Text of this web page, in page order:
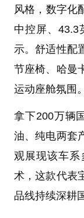
风格，数字化
中控屏、43.3
示。舒适性配
节座椅、哈曼
运动座舱氛围。
拿下200万辆
油、纯电两套
观展现该车系
术，这款代表
品线持续深耕